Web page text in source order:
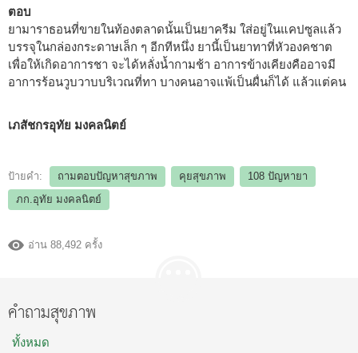
ตอบ
ยามาราธอนที่ขายในท้องตลาดนั้นเป็นยาครีม ใส่อยู่ในแคปซูลแล้ว
บรรจุในกล่องกระดาษเล็ก ๆ อีกทีหนึ่ง ยานี้เป็นยาทาที่หัวองคชาต
เพื่อให้เกิดอาการชา จะได้หลั่งน้ำกามช้า อาการข้างเคียงคืออาจมี
อาการร้อนวูบวาบบริเวณที่ทา บางคนอาจแพ้เป็นผื่นก็ได้ แล้วแต่คน
เภสัชกรอุทัย มงคลนิตย์
ป้ายคำ: ถามตอบปัญหาสุขภาพ คุยสุขภาพ
108 ปัญหายา
ภก.อุทัย มงคลนิตย์
อ่าน 88,492 ครั้ง
คำถามสุขภาพ
ทั้งหมด